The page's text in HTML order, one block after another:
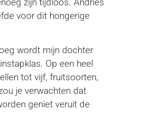
zijn tijdloos. Andries
voor dit hongerige
wordt mijn dochter
Op een heel
tot vijf, fruitsoorten,
je verwachten dat
geniet veruit de